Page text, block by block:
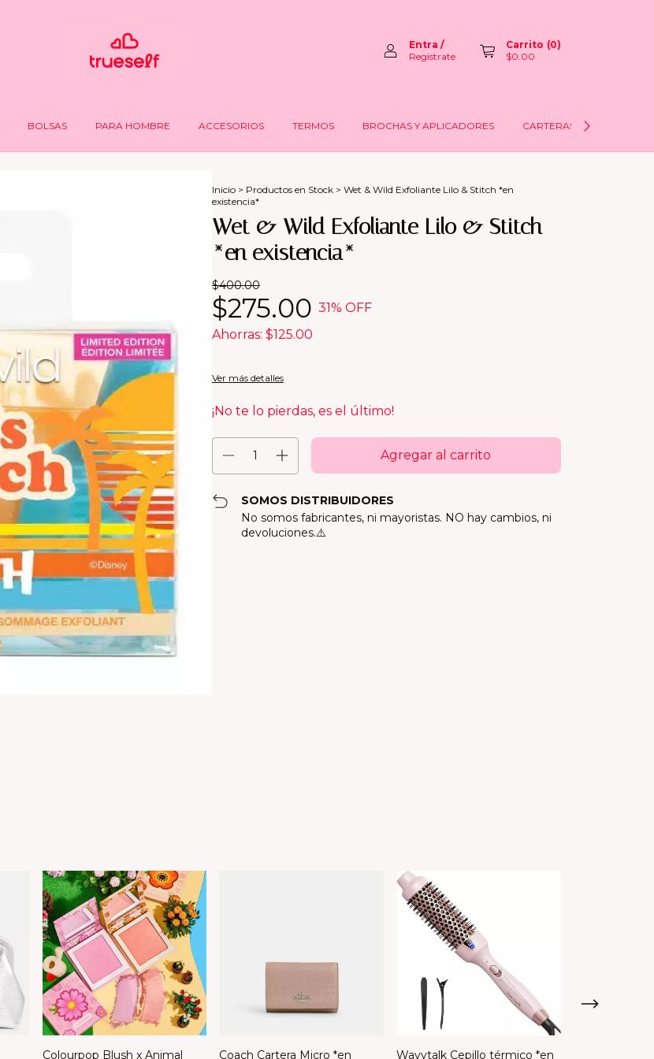
Entra /
Regístrate
Carrito (0)
$0.00
BOLSAS PARA HOMBRE ACCESORIOS TERMOS BROCHAS Y APLICADORES CARTERAS
Inicio > Productos en Stock > Wet & Wild Exfoliante Lilo & Stitch *en
existencia*
Wet & Wild Exfoliante Lilo & Stitch
*en existencia*
$400.00
$275.00 31% OFF
Ahorras: $125.00
Ver más detalles
¡No te lo pierdas, es el último!
SOMOS DISTRIBUIDORES
No somos fabricantes, ni mayoristas. NO hay cambios, ni
devoluciones.⚠️
Colourpop Blush x Animal
Coach Cartera Micro *en
Wavytalk Cepillo térmico *en